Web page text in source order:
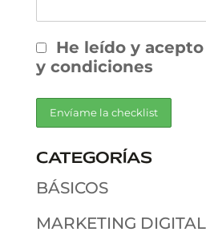
He leído y
y condiciones
CATEGORÍAS
BÁSICOS
MARKETING DIGITAL